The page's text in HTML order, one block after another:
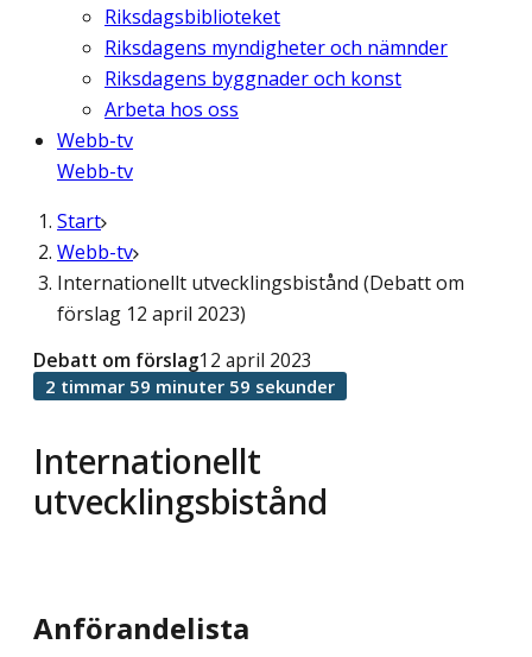
Riksdagsbiblioteket
Riksdagens myndigheter och nämnder
Riksdagens byggnader och konst
Arbeta hos oss
Webb-tv
Webb-tv
Start
Webb-tv
Internationellt utvecklingsbistånd (Debatt om
förslag 12 april 2023)
Internationellt
utvecklingsbistånd
Debatt om förslag12 april 2023
2 timmar 59 minuter 59 sekunder
Anförandelista